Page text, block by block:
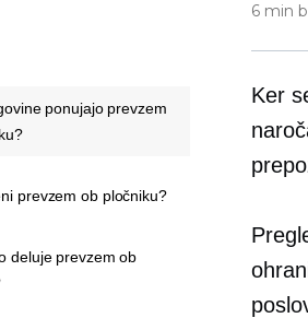
6 min
Ker
ponujajo prevzem
prevzem ob pločniku?
deluje prevzem ob